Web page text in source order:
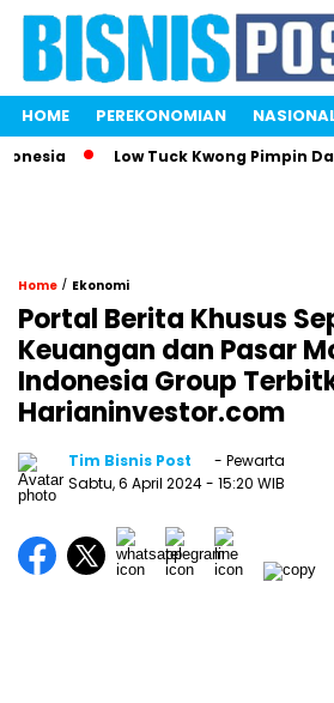
HOME PEREKONOMIAN
Low Tuck Kwong Pimpin
Home / Ekonomi
Portal Berita Khusus
Keuangan dan Pasar
Indonesia Group
Harianinvestor.com
Tim Bisnis Post
- Pewarta
Sabtu, 6 April 2024- 15:20 WIB